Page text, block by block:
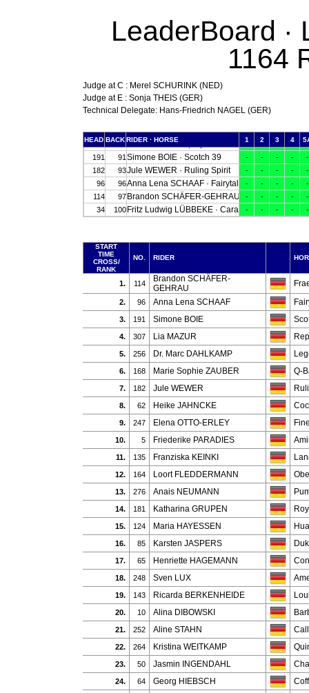
LeaderBoard ·
1164
Judge at C : Merel SCHURINK (NED)
Judge at E : Sonja THEIS (GER)
Technical Delegate: Hans-Friedrich NAGEL (GER)
START
TIME
CROSS/
RANK
NO. RIDER
1. 114
Brandon SCHÄFER-
GEHRAU
2. 96 Anna Lena SCHAAF
3. 191 Simone BOIE
4. 307 Lia MAZUR
5. 256 Dr. Marc DAHLKAMP
6. 168 Marie Sophie ZAUBER Q-
7. 182 Jule WEWER
8. 62 Heike JAHNCKE
9. 247 Elena OTTO-ERLEY
10. 5 Friederike PARADIES
11. 135 Franziska KEINKI
12. 164 Loort FLEDDERMANN
13. 276 Anais NEUMANN
14. 181 Katharina GRUPEN
15. 124 Maria HAYESSEN
16. 85 Karsten JASPERS
17. 65 Henriette HAGEMANN
18. 248 Sven LUX
19. 143 Ricarda BERKENHEIDE
20. 10 Alina DIBOWSKI
21. 252 Aline STAHN
22. 264 Kristina WEITKAMP
23. 50 Jasmin INGENDAHL
24. 64 Georg HIEBSCH